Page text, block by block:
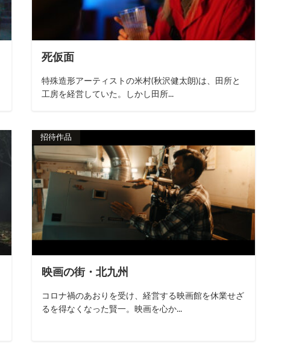
死仮面
特殊造形アーティストの米村(秋沢健太朗)は、田所と
工房を経営していた。しかし田所...
招待作品
映画の街・北九州
コロナ禍のあおりを受け、経営する映画館を休業せざ
るを得なくなった賢一。映画を心か...